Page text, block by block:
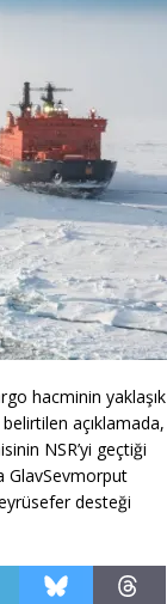
hacminin yaklaşık
açıklamada,
NSR’yi geçtiği
GlavSevmorput
desteği